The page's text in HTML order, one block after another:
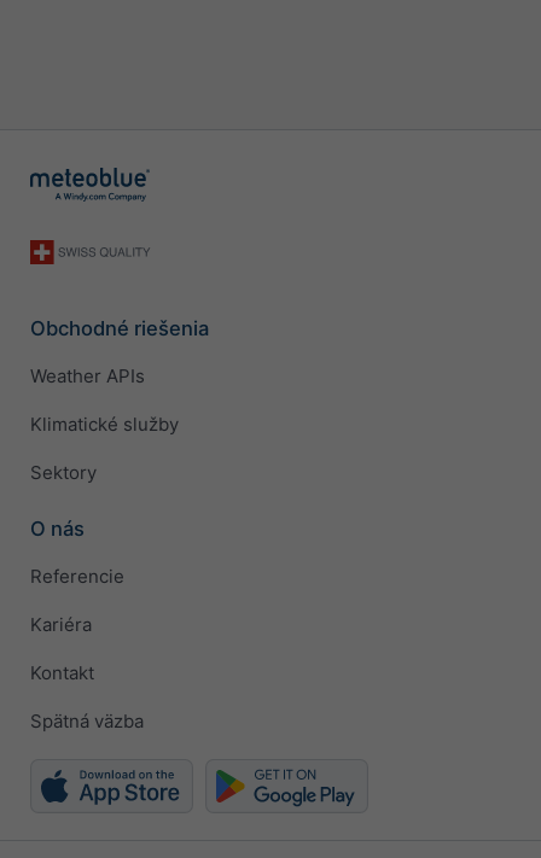
Obchodné riešenia
Weather APIs
Klimatické služby
Sektory
O nás
Referencie
Kariéra
Kontakt
Spätná väzba